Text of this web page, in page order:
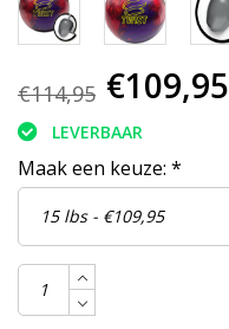
€114,95 €109,95
LEVERBAAR
Maak een keuze: *